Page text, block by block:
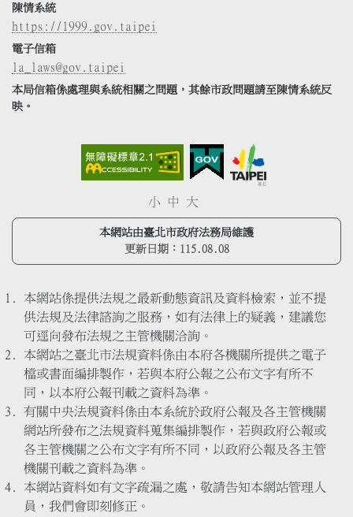
陳情系統
https://1999.gov.taipei
電子信箱
la_laws@gov.taipei
本局信箱係處理與系統相關之問題，其餘市政問題請至陳情系統反
映。
小 中 大
本網站由臺北市政府法務局維護
更新日期： 115.08.08
本網站係提供法規之最新動態資訊及資料檢索，並不提
供法規及法律諮詢之服務，如有法律上的疑義，建議您
可逕向發布法規之主管機關洽詢。
本網站之臺北市法規資料係由本府各機關所提供之電子
檔或書面編排製作，若與本府公報之公布文字有所不
同，以本府公報刊載之資料為準。
有關中央法規資料係由本系統於政府公報及各主管機關
網站所發布之法規資料蒐集編排製作，若與政府公報或
各主管機關之公布文字有所不同，以政府公報及各主管
機關刊載之資料為準。
本網站資料如有文字疏漏之處，敬請告知本網站管理人
員，我們會即刻修正。